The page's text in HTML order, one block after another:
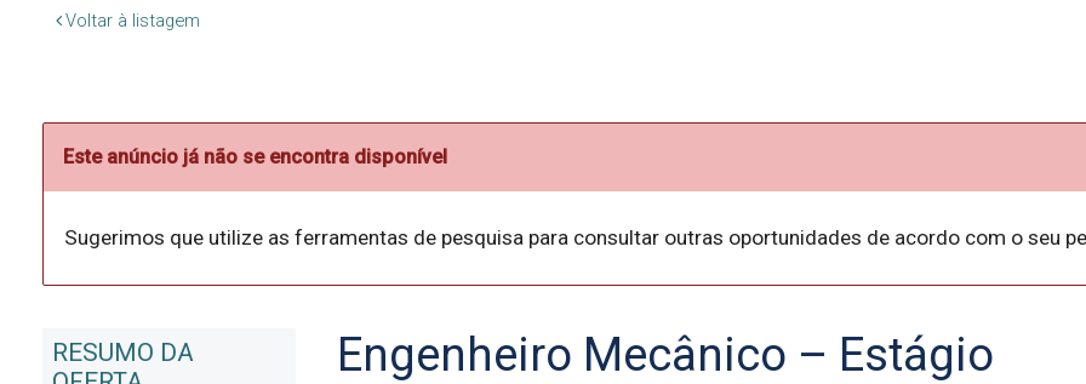
Voltar à listagem
Este anúncio já não se encontra disponível
Sugerimos que utilize as ferramentas de pesquisa para consultar outras oportunidades de acordo com o seu
RESUMO DA
Engenheiro Mecânico – Estágio